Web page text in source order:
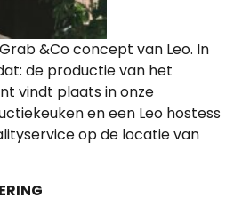
&Co concept van Leo. In
de productie van het
vindt plaats in onze
en een Leo hostess
op de locatie van